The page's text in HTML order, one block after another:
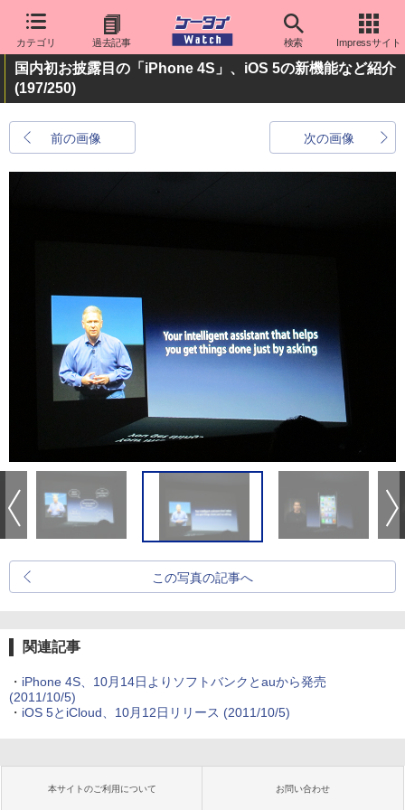
カテゴリ 過去記事 検索 Impressサイト
国内初お披露目の「iPhone 4S」、iOS 5の新機能など紹介
(197/250)
前の画像 次の画像
この写真の記事へ
関連記事
・ iPhone 4S、10月14日よりソフトバンクとauから発売
(2011/10/5)
・ iOS 5とiCloud、10月12日リリース (2011/10/5)
本サイトのご利用について お問い合わせ